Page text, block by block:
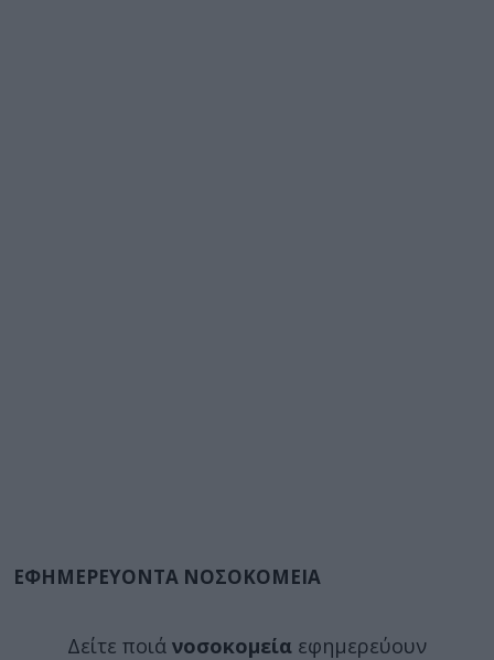
ΕΦΗΜΕΡΕΥΟΝΤΑ ΝΟΣΟΚΟΜΕΙΑ
Δείτε ποιά νοσοκομεία εφημερεύουν